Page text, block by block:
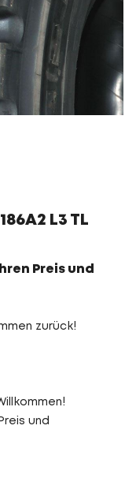
L3 TL
Preis und
zurück!
und